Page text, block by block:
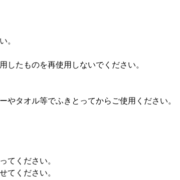
。
したものを再使用しないでください。
やタオル等でふきとってからご使用ください。
てください。
てください。